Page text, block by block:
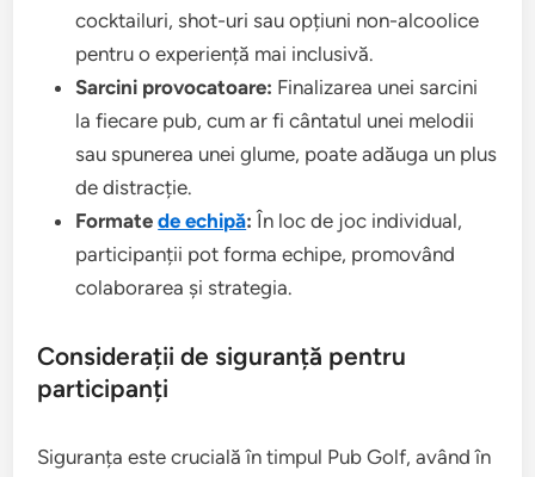
cocktailuri, shot-uri sau opțiuni non-alcoolice
pentru o experiență mai inclusivă.
Sarcini provocatoare: Finalizarea unei sarcini
la fiecare pub, cum ar fi cântatul unei melodii
sau spunerea unei glume, poate adăuga un plus
de distracție.
Formatede echipă: În loc de joc individual,
participanții pot forma echipe, promovând
colaborarea și strategia.
Considerații de siguranță pentru
participanți
Siguranța este crucială în timpul Pub Golf, având în